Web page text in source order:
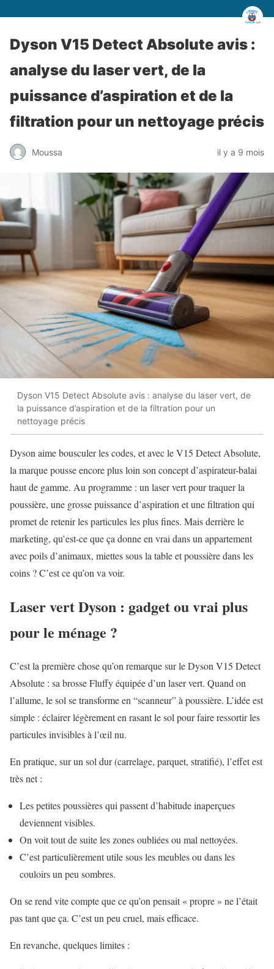
Dyson V15 Detect Absolute avis :
analyse du laser vert, de la
puissance d’aspiration et de la
filtration pour un nettoyage précis
Moussa il y a 9 mois
Dyson V15 Detect Absolute avis : analyse du laser vert, de
la puissance d’aspiration et de la filtration pour un
nettoyage précis
Dyson aime bousculer les codes, et avec le V15 Detect Absolute,
la marque pousse encore plus loin son concept d’aspirateur-balai
haut de gamme. Au programme : un laser vert pour traquer la
poussière, une grosse puissance d’aspiration et une filtration qui
promet de retenir les particules les plus fines. Mais derrière le
marketing, qu’est-ce que ça donne en vrai dans un appartement
avec poils d’animaux, miettes sous la table et poussière dans les
coins ? C’est ce qu’on va voir.
Laser vert Dyson : gadget ou vrai plus
pour le ménage ?
C’est la première chose qu’on remarque sur le Dyson V15 Detect
Absolute : sa brosse Fluffy équipée d’un laser vert. Quand on
l’allume, le sol se transforme en “scanneur” à poussière. L’idée est
simple : éclairer légèrement en rasant le sol pour faire ressortir les
particules invisibles à l’œil nu.
En pratique, sur un sol dur (carrelage, parquet, stratifié), l’effet est
très net :
Les petites poussières qui passent d’habitude inaperçues
deviennent visibles.
On voit tout de suite les zones oubliées ou mal nettoyées.
C’est particulièrement utile sous les meubles ou dans les
couloirs un peu sombres.
On se rend vite compte que ce qu’on pensait « propre » ne l’était
pas tant que ça. C’est un peu cruel, mais efficace.
En revanche, quelques limites :